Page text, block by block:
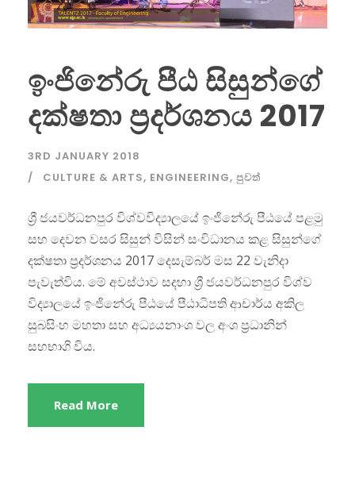
ඉංජිනේරු පීඨ සිසුන්ගේ
දක්ෂතා ප්‍රදර්ශනය 2017
3RD JANUARY 2018
CULTURE & ARTS, ENGINEERING, පුවත්
ශ්‍රී ජයවර්ධනපුර විශ්වවිද්‍යාලයේ ඉංජිනේරු පීඨයේ පළමු
සහ දෙවන වසර සිසුන් විසින් සංවිධානය කළ සිසුන්ගේ
දක්ෂතා ප්‍රදර්ශනය 2017 දෙසැම්බර් මස 22 වැනිදා
පැවැත්විය. මේ අවස්ථාව සදහා ශ්‍රී ජයවර්ධනපුර විශ්ව
විද්‍යාලයේ ඉංජිනේරු පීඨයේ පීඨාධිපති ආචාර්ය අකිල
සුබසිංහ මහතා සහ අධ්‍යයනාංශ වල අංශ ප්‍රධානින්
සහභාගි විය.
Read More